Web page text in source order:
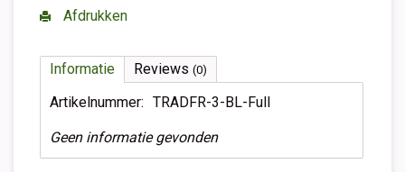
Afdrukken
Informatie Reviews (0)
Artikelnummer: TRADFR-3-BL-Full
Geen informatie gevonden